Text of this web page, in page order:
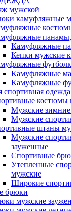
мужской
камуфляжные
панамы,
Камуфляжные
Кепки мужские
Камуфляжные
Камуфляжные
одежда
костюмы
Мужские
Мужские
штаны
Мужские
зауженные
Спортивные
Утепленные
мужские
Широкие
брюки
мужские